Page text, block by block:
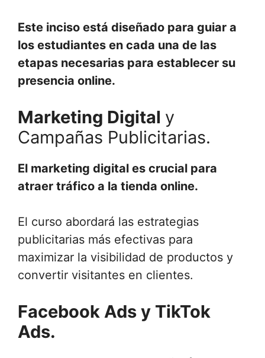
Este inciso está diseñado para guiar a
los estudiantes en cada una de las
etapas necesarias para establecer su
presencia online.
Marketing Digital y
Campañas Publicitarias.
El marketing digital es crucial para
atraer tráfico a la tienda online.
El curso abordará las estrategias
publicitarias más efectivas para
maximizar la visibilidad de productos y
convertir visitantes en clientes.
Facebook Ads y TikTok
Ads.